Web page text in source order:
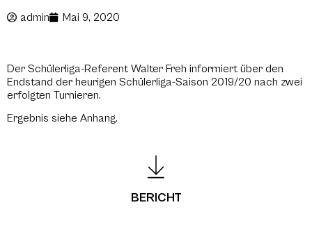
admin Mai 9, 2020
Der Schülerliga-Referent Walter Freh informiert über den
Endstand der heurigen Schülerliga-Saison 2019/20 nach zwei
erfolgten Turnieren.
Ergebnis siehe Anhang.
BERICHT